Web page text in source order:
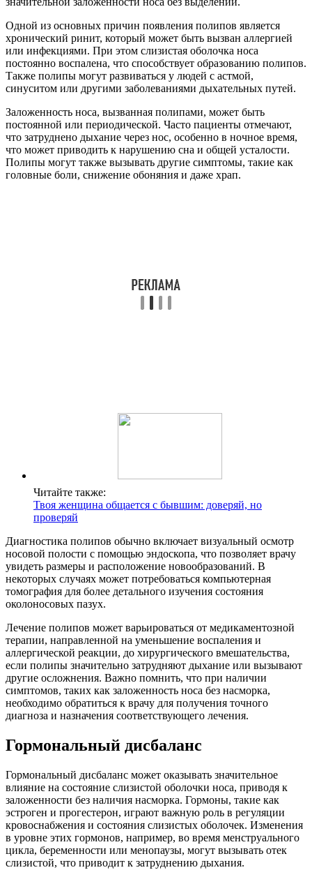
Одной из основных причин появления полипов является
хронический ринит, который может быть вызван аллергией
или инфекциями. При этом слизистая оболочка носа
постоянно воспалена, что способствует образованию полипов.
Также полипы могут развиваться у людей с астмой,
синуситом или другими заболеваниями дыхательных путей.
Заложенность носа, вызванная полипами, может быть
постоянной или периодической. Часто пациенты отмечают,
что затруднено дыхание через нос, особенно в ночное время,
что может приводить к нарушению сна и общей усталости.
Полипы могут также вызывать другие симптомы, такие как
головные боли, снижение обоняния и даже храп.
Читайте также:
Твоя женщина общается с бывшим: доверяй, но
проверяй
Диагностика полипов обычно включает визуальный осмотр
носовой полости с помощью эндоскопа, что позволяет врачу
увидеть размеры и расположение новообразований. В
некоторых случаях может потребоваться компьютерная
томография для более детального изучения состояния
околоносовых пазух.
Лечение полипов может варьироваться от медикаментозной
терапии, направленной на уменьшение воспаления и
аллергической реакции, до хирургического вмешательства,
если полипы значительно затрудняют дыхание или вызывают
другие осложнения. Важно помнить, что при наличии
симптомов, таких как заложенность носа без насморка,
необходимо обратиться к врачу для получения точного
диагноза и назначения соответствующего лечения.
Гормональный дисбаланс
Гормональный дисбаланс может оказывать значительное
влияние на состояние слизистой оболочки носа, приводя к
заложенности без наличия насморка. Гормоны, такие как
эстроген и прогестерон, играют важную роль в регуляции
кровоснабжения и состояния слизистых оболочек. Изменения
в уровне этих гормонов, например, во время менструального
цикла, беременности или менопаузы, могут вызывать отек
слизистой, что приводит к затруднению дыхания.